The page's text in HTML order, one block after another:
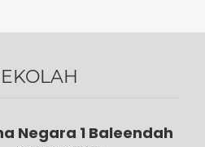
Negara 1 Baleendah